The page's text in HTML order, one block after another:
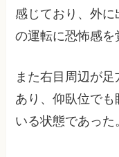
感じており、外
の運転に恐怖感を
また右目周辺が
あり、仰臥位で
いる状態であった